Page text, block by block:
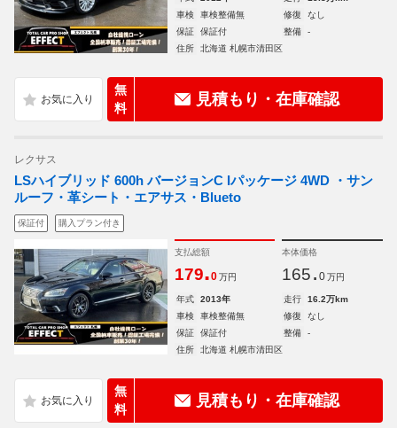
車検
車検整備無 修復
なし
保証
保証付 整備
-
住所
北海道 札幌市清田区
無
料
見積もり・在庫確認
レクサス
LSハイブリッド 600h バージョンC Iパッケージ 4WD ・サン
ルーフ・革シート・エアサス・Blueto
保証付 購入プラン付き
支払総額
179.0 万円
本体価格
165. 0 万円
年式 2013年 走行
16.2万km
車検
車検整備無 修復
なし
保証
保証付 整備
-
住所
北海道 札幌市清田区
無
料
見積もり・在庫確認